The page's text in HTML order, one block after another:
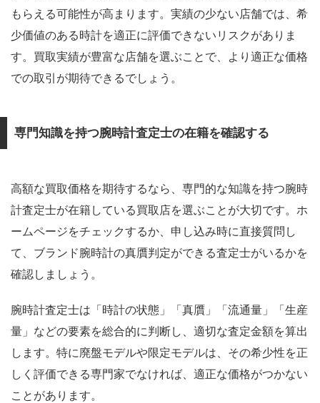
もらえる可能性が高まります。実績の少ない店舗では、希
少価値のある時計を適正に評価できないリスクがありま
す。買取実績が豊富な店舗を選ぶことで、より適正な価格
での取引が期待できるでしょう。
専門知識を持つ腕時計査定士の在籍を確認する
高額な買取価格を期待するなら、専門的な知識を持つ腕時
計査定士が在籍している買取店を選ぶことが大切です。ホ
ームページをチェックするか、申し込み時に直接質問し
て、ブランド腕時計の真贋判定ができる査定士がいるかを
確認しましょう。
腕時計査定士は「時計の状態」「真贋」「流通量」「生産
量」などの要素を総合的に判断し、適切な査定金額を算出
します。特に廃盤モデルや限定モデルは、その希少性を正
しく評価できる専門家でなければ、適正な価格がつかない
ことがあります。